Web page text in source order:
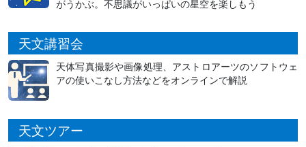
がうかぶ。不思議がいっぱいの星空を楽しもう
天文講習会
天体写真撮影や画像処理、アストロアーツのソフトウェ
アの使いこなし方法などをオンラインで解説
天文ツアー